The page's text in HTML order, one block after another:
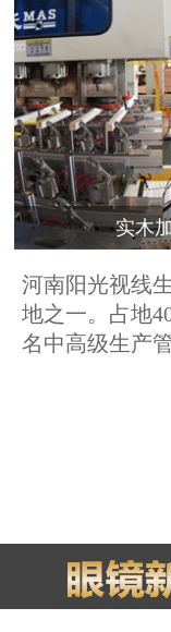
实木
河南阳光视线
地之一。占地
名中高级生产